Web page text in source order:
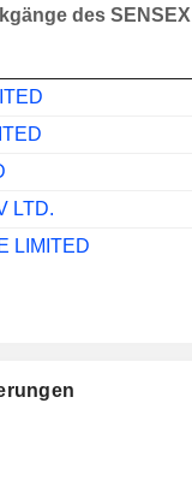
des SENSEX
LTD.
LIMITED